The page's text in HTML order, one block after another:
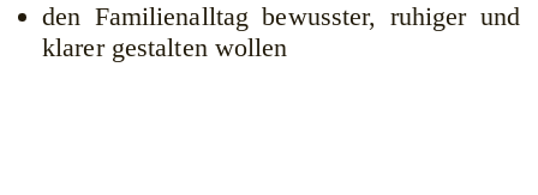
den Familienalltag bewusster, ruhiger und
klarer gestalten wollen